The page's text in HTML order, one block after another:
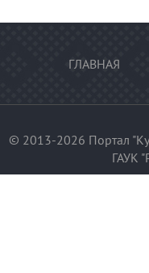
ГЛАВНАЯ
© 2013-2026 Портал
ГАУК